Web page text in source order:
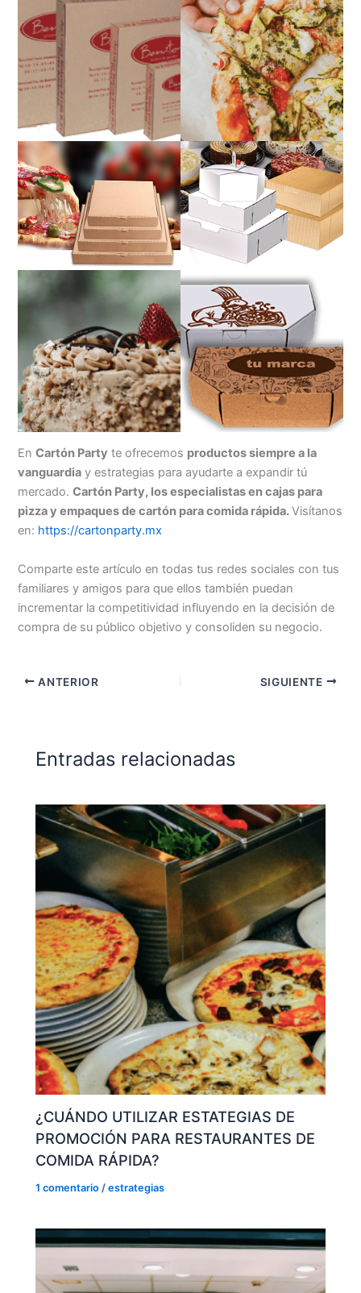
EnCartón Party te ofrecemos productos siempre a la
vanguardia y estrategias para ayudarte a expandir tú
mercado.Cartón Party, los especialistas en cajas para
pizza y empaques de cartón para comida rápida.Visítanos
en: https://cartonparty.mx
Comparte este artículo en todas tus redes sociales con tus
familiares y amigos para que ellos también puedan
incrementar la competitividad influyendo en la decisión de
compra de su público objetivo y consoliden su negocio.
ANTERIOR SIGUIENTE
Entradas relacionadas
¿CUÁNDO UTILIZAR ESTATEGIAS DE
PROMOCIÓN PARA RESTAURANTES DE
COMIDA RÁPIDA?
1 comentario /estrategias